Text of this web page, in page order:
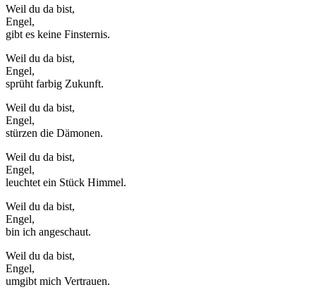
Weil du da bist,
Engel,
gibt es keine Finsternis.
Weil du da bist,
Engel,
sprüht farbig Zukunft.
Weil du da bist,
Engel,
stürzen die Dämonen.
Weil du da bist,
Engel,
leuchtet ein Stück Himmel.
Weil du da bist,
Engel,
bin ich angeschaut.
Weil du da bist,
Engel,
umgibt mich Vertrauen.